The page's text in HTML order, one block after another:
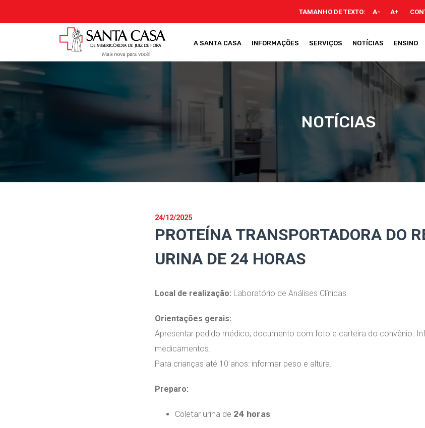
TAMANHO DE TEXTO: A- A+
A SANTA CASA INFORMAÇÕES SERVIÇOS NOTÍCIAS ENSINO
NOTÍCIAS
24/12/2025
PROTEÍNA TRANSPORTADORA DO
URINA DE 24 HORAS
Local de realização: Laboratório de Análises Clínicas
Orientações gerais:
Apresentar pedido médico, documento com foto e carteira do convênio.
medicamentos.
Para crianças até 10 anos: informar peso e altura.
Preparo:
Coletar urina de 24 horas;